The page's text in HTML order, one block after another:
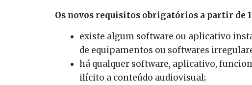
Os novos requisitos obrigatórios a partir de
existe algum software ou aplicativo
de equipamentos ou softwares
há qualquer software, aplicativo,
ilícito a conteúdo audiovisual;